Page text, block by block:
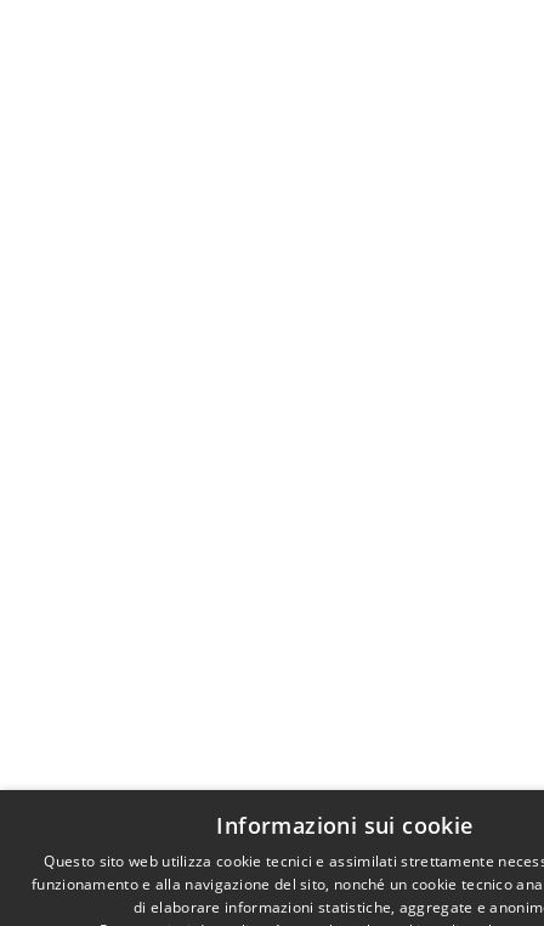
Informazioni sui cookie
Questo sito web utilizza cookie tecnici e assimilati strettamente
funzionamento e alla navigazione del sito, nonché un cookie tecnico
di elaborare informazioni statistiche, aggregate e